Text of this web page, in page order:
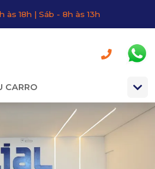
às 18h | Sáb - 8h às 13h
CARRO